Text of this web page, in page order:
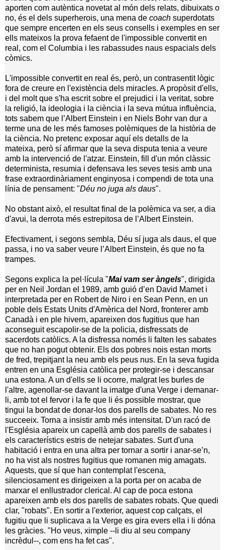
aporten com autèntica novetat al món dels relats, dibuixats o
no, és el dels superherois, una mena de coach superdotats
que sempre encerten en els seus consells i exemples en ser
ells mateixos la prova fefaent de l'impossible convertit en
real, com el Columbia i les rabassudes naus espacials dels
còmics.
L'impossible convertit en real és, però, un contrasentit lògic
fora de creure en l'existència dels miracles. A propòsit d'ells,
i del molt que s'ha escrit sobre el prejudici i la veritat, sobre
la religió, la ideologia i la ciència i la seva mútua influència,
tots sabem que l’Albert Einstein i en Niels Bohr van dur a
terme una de les més famoses polèmiques de la història de
la ciència. No pretenc exposar aquí els detalls de la
mateixa, però sí afirmar que la seva disputa tenia a veure
amb la intervenció de l'atzar. Einstein, fill d'un món clàssic
determinista, resumia i defensava les seves tesis amb una
frase extraordinàriament enginyosa i compendi de tota una
línia de pensament: "Déu no juga als daus".
No obstant això, el resultat final de la polèmica va ser, a dia
d'avui, la derrota més estrepitosa de l’Albert Einstein.
Efectivament, i segons sembla, Déu sí juga als daus, el que
passa, i no va saber veure l’Albert Einstein, és que no fa
trampes.
Segons explica la pel·lícula "Mai vam ser àngels", dirigida
per en Neil Jordan el 1989, amb guió d’en David Mamet i
interpretada per en Robert de Niro i en Sean Penn, en un
poble dels Estats Units d'Amèrica del Nord, fronterer amb
Canadà i en ple hivern, apareixen dos fugitius que han
aconseguit escapolir-se de la policia, disfressats de
sacerdots catòlics. A la disfressa només li falten les sabates
que no han pogut obtenir. Els dos pobres nois estan morts
de fred, trepitjant la neu amb els peus nus. En la seva fugida
entren en una Església catòlica per protegir-se i descansar
una estona. A un d'ells se li ocorre, malgrat les burles de
l'altre, agenollar-se davant la imatge d'una Verge i demanar-
li, amb tot el fervor i la fe que li és possible mostrar, que
tingui la bondat de donar-los dos parells de sabates. No res
succeeix. Torna a insistir amb més intensitat. D'un racó de
l'Església apareix un capellà amb dos parells de sabates i
els característics estris de netejar sabates. Surt d'una
habitació i entra en una altra per tornar a sortir i anar-se’n,
no ha vist als nostres fugitius que romanen mig amagats.
Aquests, que sí que han contemplat l'escena,
silenciosament es dirigeixen a la porta per on acaba de
marxar el enllustrador clerical. Al cap de poca estona
apareixen amb els dos parells de sabates robats. Que quedi
clar, "robats". En sortir a l'exterior, aquest cop calçats, el
fugitiu que li suplicava a la Verge es gira evers ella i li dóna
les gràcies. "Ho veus, ximple --li diu al seu company
incrèdul--, com ens ha fet cas".